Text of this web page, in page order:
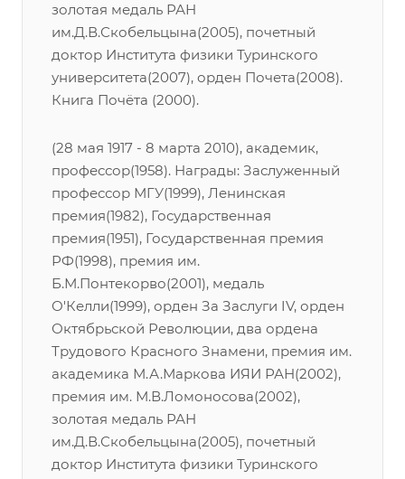
золотая медаль РАН
им.Д.В.Скобельцына(2005), почетный
доктор Института физики Туринского
университета(2007), орден Почета(2008).
Книга Почёта (2000).
(28 мая 1917 - 8 марта 2010), академик,
профессор(1958). Награды: Заслуженный
профессор МГУ(1999), Ленинская
премия(1982), Государственная
премия(1951), Государственная премия
РФ(1998), премия им.
Б.М.Понтекорво(2001), медаль
О'Келли(1999), орден За Заслуги IV, орден
Октябрьской Революции, два ордена
Трудового Красного Знамени, премия им.
академика М.А.Маркова ИЯИ РАН(2002),
премия им. М.В.Ломоносова(2002),
золотая медаль РАН
им.Д.В.Скобельцына(2005), почетный
доктор Института физики Туринского